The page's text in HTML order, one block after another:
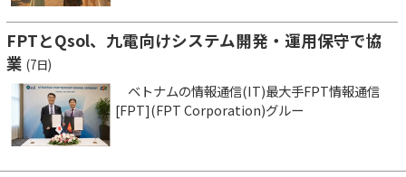
FPTとQsol、九電向けシステム開発・運用保守で協
業 (7日)
ベトナムの情報通信(IT)最大手FPT情報通信
[FPT](FPT Corporation)グルー